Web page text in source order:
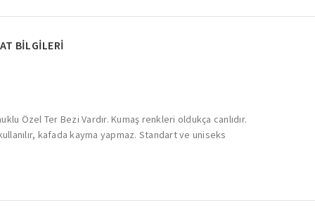
BILGILERI
Özel Ter Bezi Vardır. Kumaş renkleri oldukça canlıdır.
kafada kayma yapmaz. Standart ve uniseks